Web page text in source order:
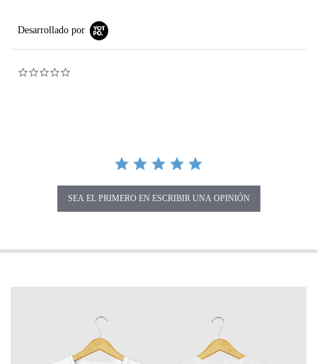
Desarrollado por
SEA EL PRIMERO EN ESCRIBIR UNA OPINIÓN